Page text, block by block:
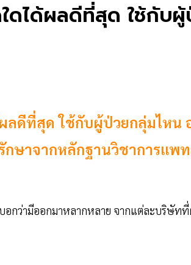
ดได้ผลดีที่สุด ใช้กับ
ลดีที่สุด ใช้กับผู้ป่วยกลุ่มไหน
กษาจากหลักฐานวิชาการแพ
กว่ามีออกมาหลากหลาย จากแต่ละบริษัท